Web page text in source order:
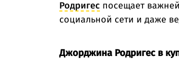
Родригес посещает
социальной сети и даже
Джорджина Родригес в